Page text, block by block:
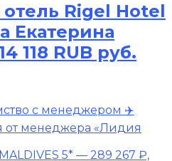
Rigel Hotel
Екатерина
118 RUB руб.
с менеджером ✈️
от менеджера «Лидия
5* — 289 267 ₽,